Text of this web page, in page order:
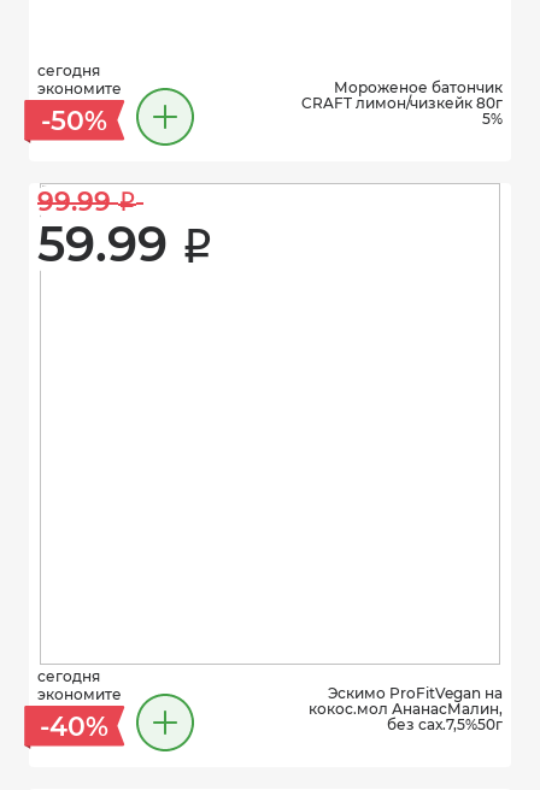
сегодня
экономите
-50%
Мороженое батончик
CRAFT лимон/чизкейк 80г
5%
99.99 i
59.99 i
сегодня
экономите
-40%
Эскимо ProFitVegan на
кокос.мол АнанасМалин,
без сах.7,5%50г